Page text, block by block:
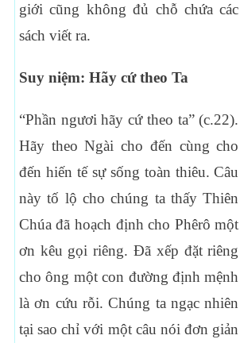
giới cũng không đủ chỗ chứa các
sách viết ra.
Suy niệm: Hãy cứ theo Ta
“Phần ngươi hãy cứ theo ta” (c.22).
Hãy theo Ngài cho đến cùng cho
đến hiến tế sự sống toàn thiêu. Câu
này tố lộ cho chúng ta thấy Thiên
Chúa đã hoạch định cho Phêrô một
ơn kêu gọi riêng. Đã xếp đặt riêng
cho ông một con đường định mệnh
là ơn cứu rỗi. Chúng ta ngạc nhiên
tại sao chỉ với một câu nói đơn giản